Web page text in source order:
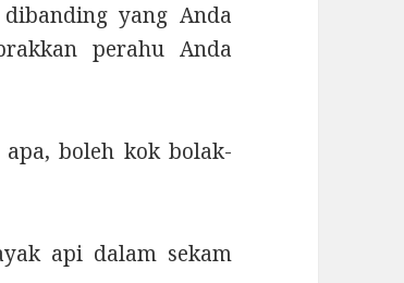
yang Anda
perahu Anda
boleh kok bolak-
api dalam sekam